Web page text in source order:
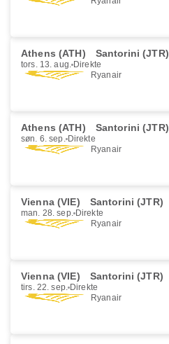
Athens (ATH) Santorini (JTR)
tors. 13. aug. Direkte
Ryanair
Athens (ATH) Santorini (JTR)
søn. 6. sep. Direkte
Ryanair
Vienna (VIE) Santorini (JTR)
man. 28. sep. Direkte
Ryanair
Vienna (VIE) Santorini (JTR)
tirs. 22. sep. Direkte
Ryanair